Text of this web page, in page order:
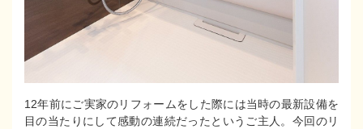
12年前にご実家のリフォームをした際には当時の最新設備を
目の当たりにして感動の連続だったというご主人。今回のリ